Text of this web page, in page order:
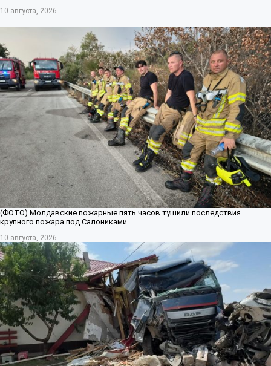
10 августа, 2026
(ФОТО) Молдавские пожарные пять часов тушили последствия
крупного пожара под Салониками
10 августа, 2026